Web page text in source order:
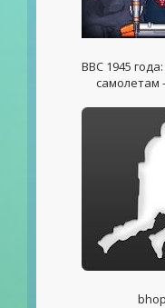
ВВС 1945
самолетам